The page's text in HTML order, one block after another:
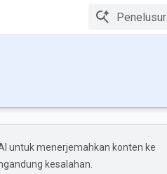
untuk menerjemahkan konten ke
kesalahan.